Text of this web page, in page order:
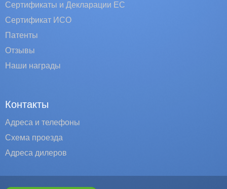
Сертификаты и Декларации EC
Сертификат ИСО
Патенты
Отзывы
Наши награды
Контакты
Адреса и телефоны
Схема проезда
Адреса дилеров